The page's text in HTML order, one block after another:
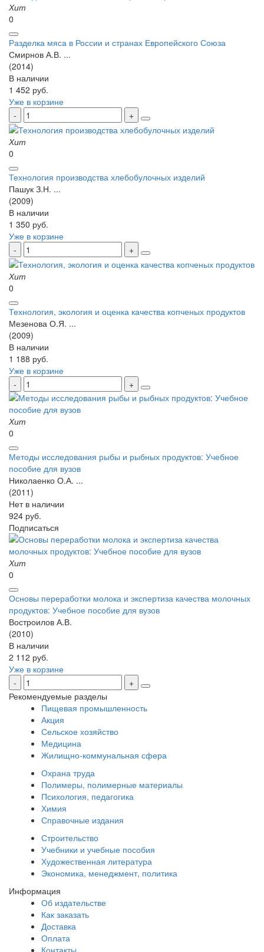
Хит
0
Разделка мяса в России и странах Европейского Союза
Смирнов А.В. ...
(2014)
В наличии
1 452 руб.
Уже в корзине
Хит
0
Технология производства хлебобулочных изделий
Пашук З.Н. ...
(2009)
В наличии
1 350 руб.
Уже в корзине
Хит
0
Технология, экология и оценка качества копченых продуктов
Мезенова О.Я. ...
(2009)
В наличии
1 188 руб.
Уже в корзине
Хит
0
Методы исследования рыбы и рыбных продуктов: Учебное
пособие для вузов
Николаенко О.А. ...
(2011)
Нет в наличии
924 руб.
Подписаться
Хит
0
Основы переработки молока и экспертиза качества молочных
продуктов: Учебное пособие для вузов
Востроилов А.В.
(2010)
В наличии
2 112 руб.
Уже в корзине
Рекомендуемые разделы
Пищевая промышленность
Акция
Сельское хозяйство
Медицина
Жилищно-коммунальная сфера
Охрана труда
Полимеры, полимерные материалы
Психология, педагогика
Химия
Справочные издания
Строительство
Учебники и учебные пособия
Художественная литература
Экономика, менеджмент, политика
Информация
Об издательстве
Как заказать
Доставка
Оплата